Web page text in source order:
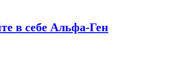
в себе Альфа-Ген